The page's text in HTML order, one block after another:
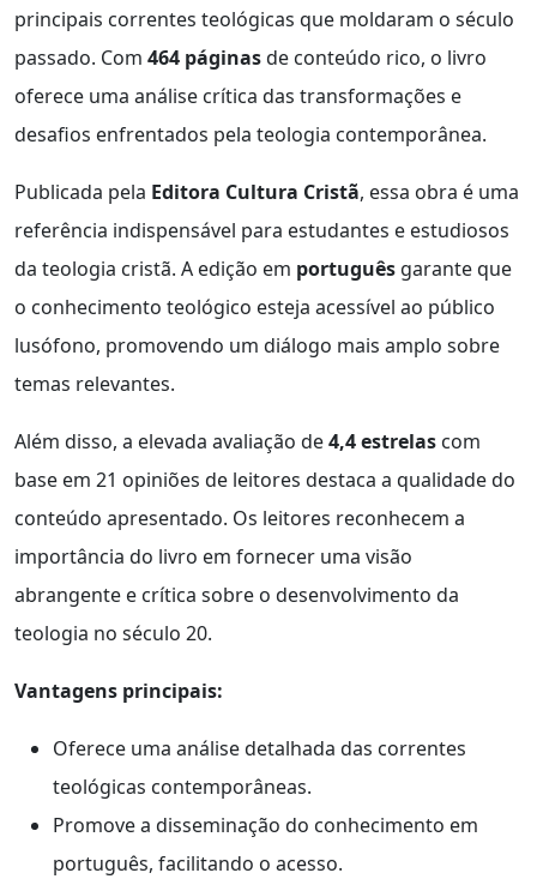
principais correntes teológicas que moldaram o século
passado. Com 464 páginasde conteúdo rico, o livro
oferece uma análise crítica das transformações e
desafios enfrentados pela teologia contemporânea.
Publicada pela Editora Cultura Cristã, essa obra é uma
referência indispensável para estudantes e estudiosos
da teologia cristã. A edição em português garante que
o conhecimento teológico esteja acessível ao público
lusófono, promovendo um diálogo mais amplo sobre
temas relevantes.
Além disso, a elevada avaliação de4,4 estrelas com
base em 21 opiniões de leitores destaca a qualidade do
conteúdo apresentado. Os leitores reconhecem a
importância do livro em fornecer uma visão
abrangente e crítica sobre o desenvolvimento da
teologia no século 20.
Vantagens principais:
Oferece uma análise detalhada das correntes
teológicas contemporâneas.
Promove a disseminação do conhecimento em
português, facilitando o acesso.